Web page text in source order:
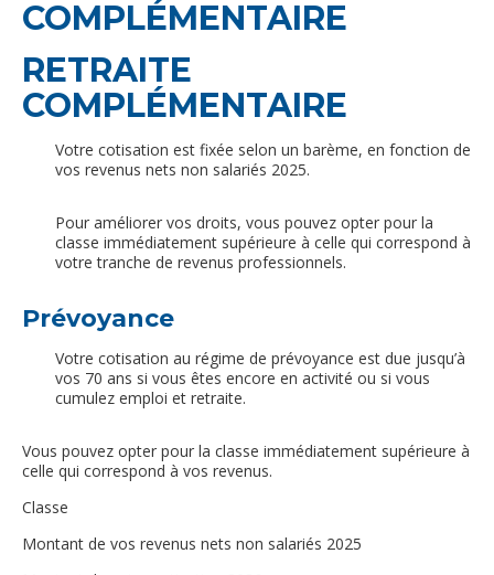
COMPLÉMENTAIRE
RETRAITE
COMPLÉMENTAIRE
Votre cotisation est fixée selon un barème, en fonction de
vos revenus nets non salariés 2025.
Pour améliorer vos droits, vous pouvez opter pour la
classe immédiatement supérieure à celle qui correspond à
votre tranche de revenus professionnels.
Prévoyance
Votre cotisation au régime de prévoyance est due jusqu’à
vos 70 ans si vous êtes encore en activité ou si vous
cumulez emploi et retraite.
Vous pouvez opter pour la classe immédiatement supérieure à
celle qui correspond à vos revenus.
Classe
Montant de vos revenus nets non salariés 2025